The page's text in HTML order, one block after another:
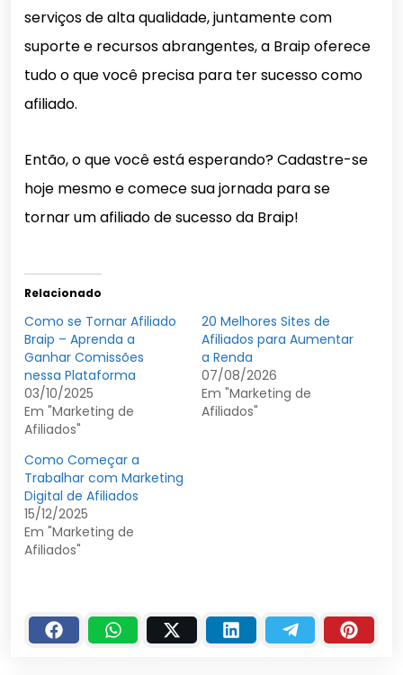
serviços de alta qualidade, juntamente com
suporte e recursos abrangentes, a Braip oferece
tudo o que você precisa para ter sucesso como
afiliado.
Então, o que você está esperando? Cadastre-se
hoje mesmo e comece sua jornada para se
tornar um afiliado de sucesso da Braip!
Relacionado
Como se Tornar Afiliado
Braip – Aprenda a
Ganhar Comissões
nessa Plataforma
03/10/2025
Em "Marketing de
Afiliados"
20 Melhores Sites de
Afiliados para Aumentar
a Renda
07/08/2026
Em "Marketing de
Afiliados"
Como Começar a
Trabalhar com Marketing
Digital de Afiliados
15/12/2025
Em "Marketing de
Afiliados"